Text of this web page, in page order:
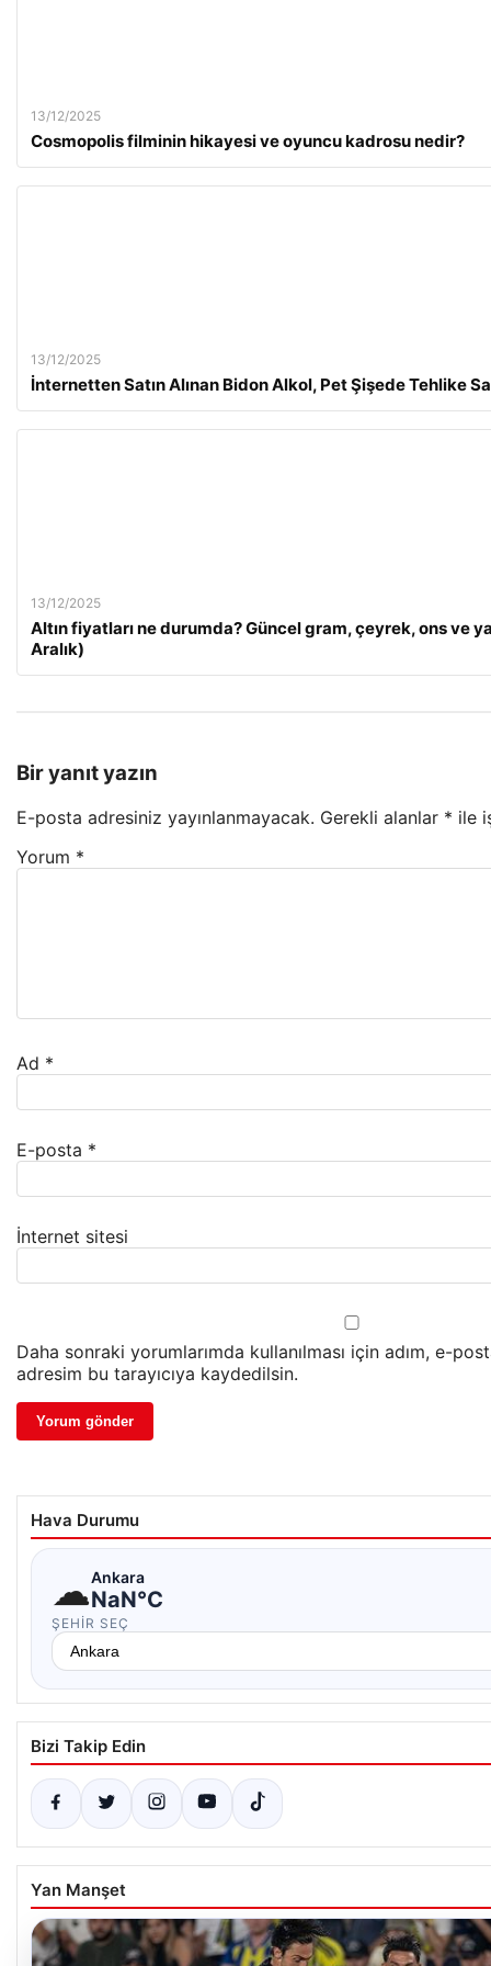
13/12/2025
Cosmopolis filminin hikayesi ve oyuncu kadrosu nedir?
13/12/2025
İnternetten Satın Alınan Bidon Alkol, Pet Şişede Tehlike
13/12/2025
Altın fiyatları ne durumda? Güncel gram, çeyrek, ons ve
Aralık)
Bir yanıt yazın
E-posta adresiniz yayınlanmayacak. Gerekli alanlar * ile
Yorum *
Ad *
E-posta *
İnternet sitesi
Daha sonraki yorumlarımda kullanılması için adım, e-
adresim bu tarayıcıya kaydedilsin.
Hava Durumu
☁Ankara
NaN°C
ŞEHIR SEÇ
Bizi Takip Edin
Yan Manşet